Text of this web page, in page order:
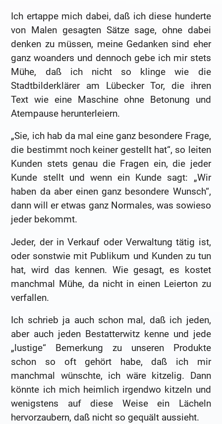
Ich ertappe mich dabei, daß ich diese hunderte
von Malen gesagten Sätze sage, ohne dabei
denken zu müssen, meine Gedanken sind eher
ganz woanders und dennoch gebe ich mir stets
Mühe, daß ich nicht so klinge wie die
Stadtbilderklärer am Lübecker Tor, die ihren
Text wie eine Maschine ohne Betonung und
Atempause herunterleiern.
„Sie, ich hab da mal eine ganz besondere Frage,
die bestimmt noch keiner gestellt hat“, so leiten
Kunden stets genau die Fragen ein, die jeder
Kunde stellt und wenn ein Kunde sagt: „Wir
haben da aber einen ganz besondere Wunsch“,
dann will er etwas ganz Normales, was sowieso
jeder bekommt.
Jeder, der in Verkauf oder Verwaltung tätig ist,
oder sonstwie mit Publikum und Kunden zu tun
hat, wird das kennen. Wie gesagt, es kostet
manchmal Mühe, da nicht in einen Leierton zu
verfallen.
Ich schrieb ja auch schon mal, daß ich jeden,
aber auch jeden Bestatterwitz kenne und jede
„lustige“ Bemerkung zu unseren Produkte
schon so oft gehört habe, daß ich mir
manchmal wünschte, ich wäre kitzelig. Dann
könnte ich mich heimlich irgendwo kitzeln und
wenigstens auf diese Weise ein Lächeln
hervorzaubern, daß nicht so gequält aussieht.